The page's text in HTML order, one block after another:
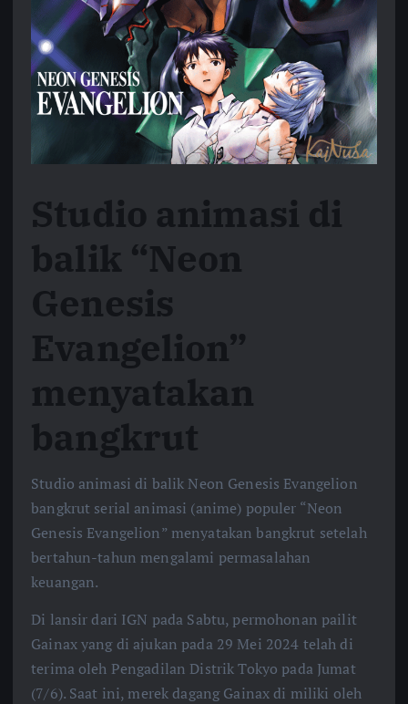
Studio animasi di
balik “Neon
Genesis
Evangelion”
menyatakan
bangkrut
Studio animasi di balik Neon Genesis Evangelion
bangkrut serial animasi (anime) populer “Neon
Genesis Evangelion” menyatakan bangkrut setelah
bertahun-tahun mengalami permasalahan
keuangan.
Di lansir dari IGN pada Sabtu, permohonan pailit
Gainax yang di ajukan pada 29 Mei 2024 telah di
terima oleh Pengadilan Distrik Tokyo pada Jumat
(7/6). Saat ini, merek dagang Gainax di miliki oleh